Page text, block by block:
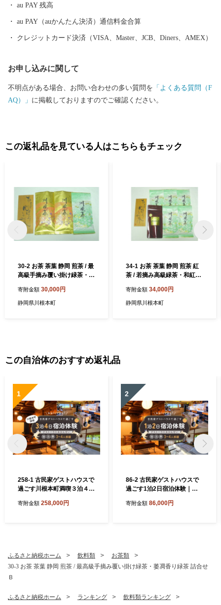
au PAY 残高
au PAY（auかんたん決済）通信料金合算
クレジットカード決済（VISA、Master、JCB、Diners、AMEX）
お申し込みに関して
不明点がある場合、お問い合わせの多い質問を 「よくある質問（F
AQ）」 に掲載しておりますのでご確認ください。
この返礼品を見ている人はこちらもチェック
30-2 お茶 茶葉 静岡 煎茶 / 最
高級手摘み覆い掛け緑茶・萎
寄附金額 30,000円
静岡県川根本町
34-1 お茶 茶葉 静岡 煎茶 紅
茶 / 若摘み高級緑茶・和紅茶
寄附金額 34,000円
静岡県川根本町
この自治体のおすすめ返礼品
1
258-1 古民家ゲストハウスで
過ごす川根本町満喫３泊４日
んせい宿泊券（3-4人部屋）
寄附金額 258,000円
2
86-2 古民家ゲストハウスで
過ごす1泊2日宿泊体験｜ゲ
（3-4人部屋）
寄附金額 86,000円
ふるさと納税ホーム 飲料類
お茶類
30-3 お茶 茶葉 静岡 煎茶 / 最高級手摘み覆い掛け緑茶・萎凋香り緑茶 詰合せ
Ｂ
ふるさと納税ホーム ランキング
飲料類ランキング